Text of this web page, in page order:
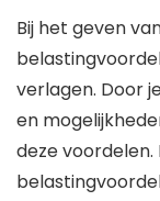
Bij het geven
verlagen. Door
en
deze